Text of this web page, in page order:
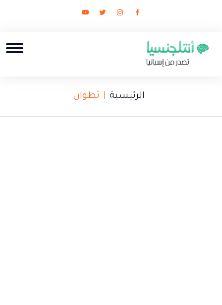
الرئيسية تطوان